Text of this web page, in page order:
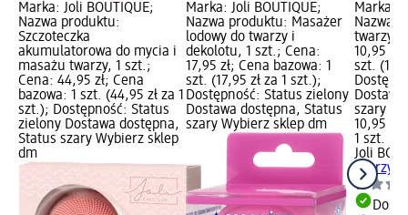
Marka: Joli BOUTIQUE;
Nazwa produktu:
Szczoteczka
akumulatorowa do mycia i
masażu twarzy, 1 szt.;
Cena: 44,95 zł; Cena
bazowa: 1 szt. (44,95 zł za 1
szt.); Dostępność: Status
zielony Dostawa dostępna,
Status szary Wybierz sklep
dm
Marka: Joli BOUTIQUE;
Nazwa produktu: Masażer
lodowy do twarzy i
dekolotu, 1 szt.; Cena:
17,95 zł; Cena bazowa: 1
szt. (17,95 zł za 1 szt.);
Dostępność: Status zielony
Dostawa dostępna, Status
szary Wybierz sklep dm
Marka:
Nazwa
twarzy
10,95
szt.
szary
10,95 zł
1 szt.
Joli
twarzy